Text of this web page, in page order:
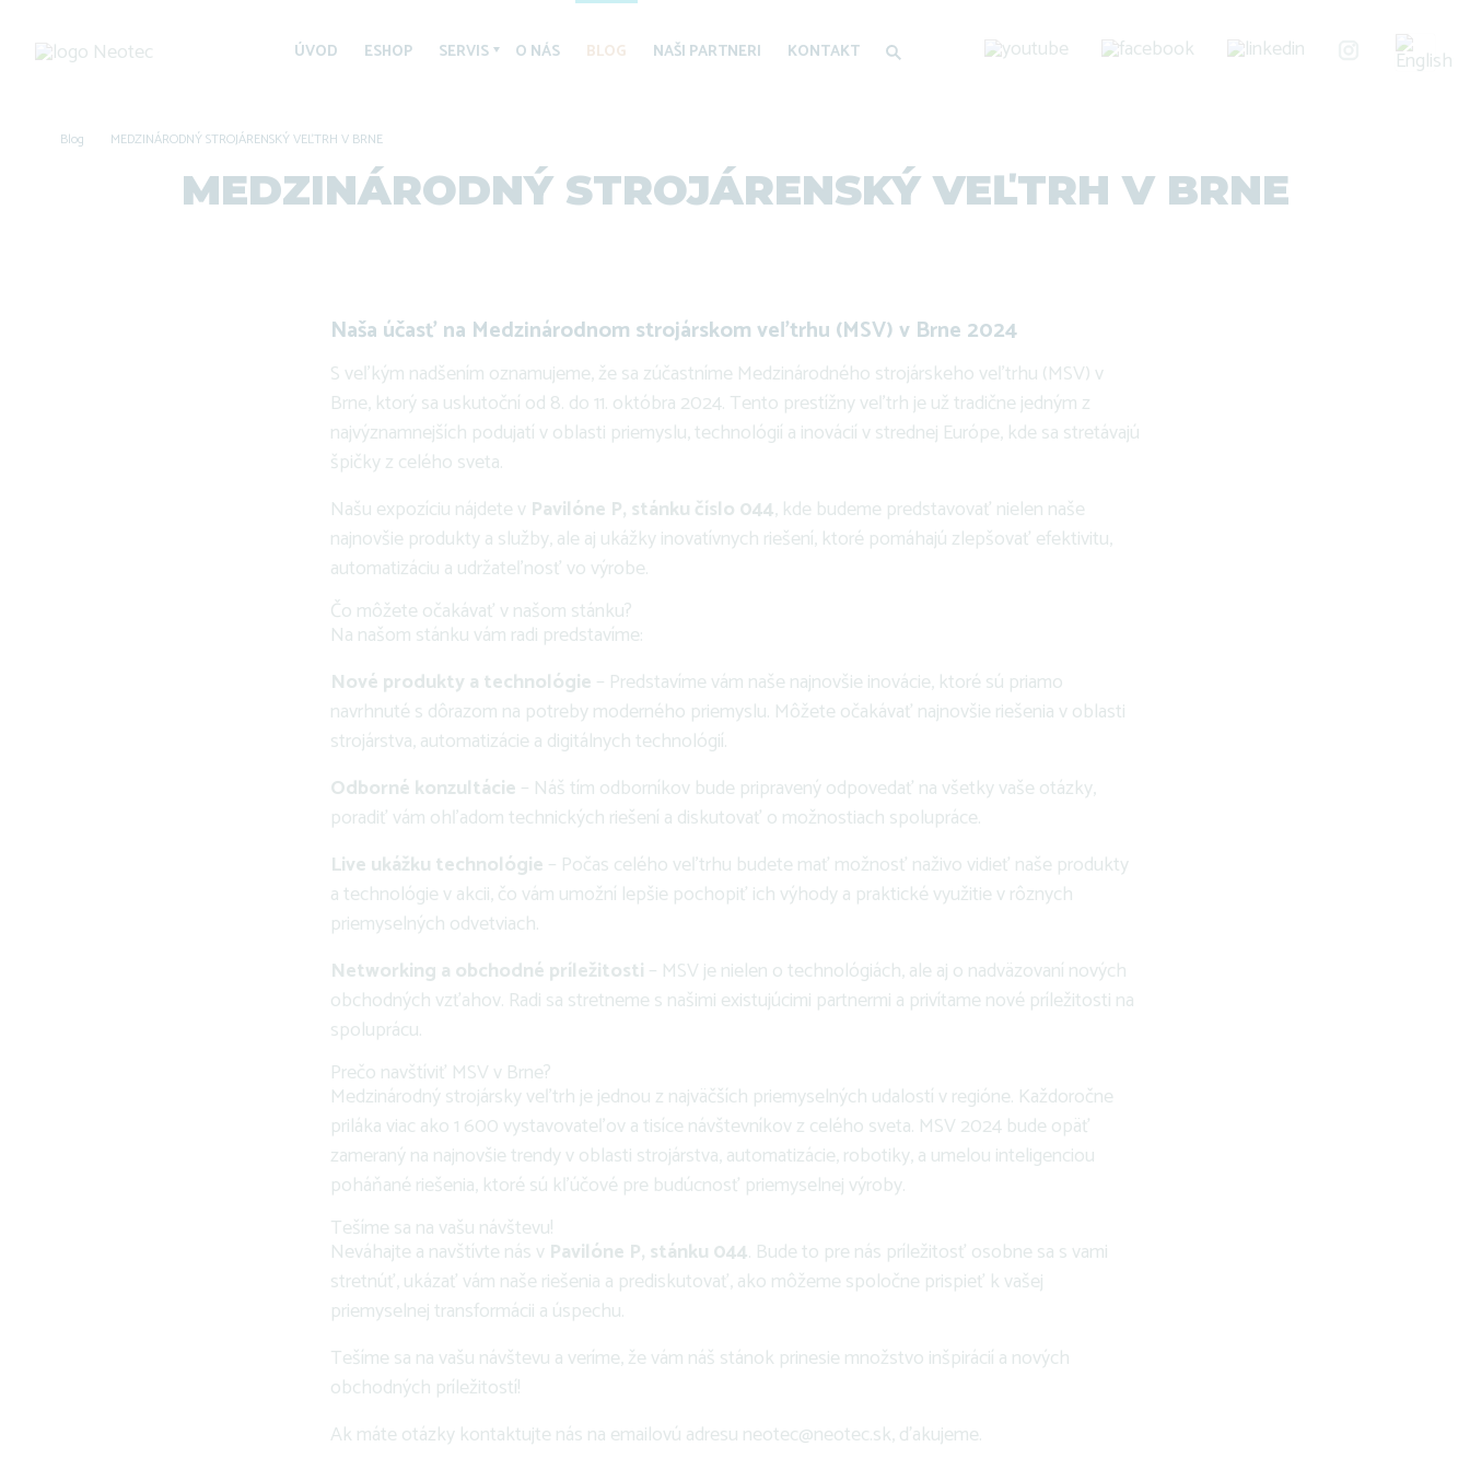
ÚVOD ESHOP SERVIS O NÁS BLOG NAŠI PARTNERI KONTAKT
Blog MEDZINÁRODNÝ STROJÁRENSKÝ VEĽTRH V BRNE
MEDZINÁRODNÝ STROJÁRENSKÝ VEĽTRH V BRNE
Naša účasť na Medzinárodnom strojárskom veľtrhu (MSV) v Brne 2024
S veľkým nadšením oznamujeme, že sa zúčastníme Medzinárodného strojárskeho veľtrhu (MSV) v
Brne, ktorý sa uskutoční od 8. do 11. októbra 2024. Tento prestížny veľtrh je už tradične jedným z
najvýznamnejších podujatí v oblasti priemyslu, technológií a inovácií v strednej Európe, kde sa stretávajú
špičky z celého sveta.
Našu expozíciu nájdete v Pavilóne P, stánku číslo 044, kde budeme predstavovať nielen naše
najnovšie produkty a služby, ale aj ukážky inovatívnych riešení, ktoré pomáhajú zlepšovať efektivitu,
automatizáciu a udržateľnosť vo výrobe.
Čo môžete očakávať v našom stánku?
Na našom stánku vám radi predstavíme:
Nové produkty a technológie – Predstavíme vám naše najnovšie inovácie, ktoré sú priamo
navrhnuté s dôrazom na potreby moderného priemyslu. Môžete očakávať najnovšie riešenia v oblasti
strojárstva, automatizácie a digitálnych technológií.
Odborné konzultácie – Náš tím odborníkov bude pripravený odpovedať na všetky vaše otázky,
poradiť vám ohľadom technických riešení a diskutovať o možnostiach spolupráce.
Live ukážku technológie – Počas celého veľtrhu budete mať možnosť naživo vidieť naše produkty
a technológie v akcii, čo vám umožní lepšie pochopiť ich výhody a praktické využitie v rôznych
priemyselných odvetviach.
Networking a obchodné príležitosti – MSV je nielen o technológiách, ale aj o nadväzovaní nových
obchodných vzťahov. Radi sa stretneme s našimi existujúcimi partnermi a privítame nové príležitosti na
spoluprácu.
Prečo navštíviť MSV v Brne?
Medzinárodný strojársky veľtrh je jednou z najväčších priemyselných udalostí v regióne. Každoročne
priláka viac ako 1 600 vystavovateľov a tisíce návštevníkov z celého sveta. MSV 2024 bude opäť
zameraný na najnovšie trendy v oblasti strojárstva, automatizácie, robotiky, a umelou inteligenciou
poháňané riešenia, ktoré sú kľúčové pre budúcnosť priemyselnej výroby.
Tešíme sa na vašu návštevu!
Neváhajte a navštívte nás v Pavilóne P, stánku 044. Bude to pre nás príležitosť osobne sa s vami
stretnúť, ukázať vám naše riešenia a prediskutovať, ako môžeme spoločne prispieť k vašej
priemyselnej transformácii a úspechu.
Tešíme sa na vašu návštevu a veríme, že vám náš stánok prinesie množstvo inšpirácií a nových
obchodných príležitostí!
Ak máte otázky kontaktujte nás na emailovú adresu neotec@neotec.sk, ďakujeme.